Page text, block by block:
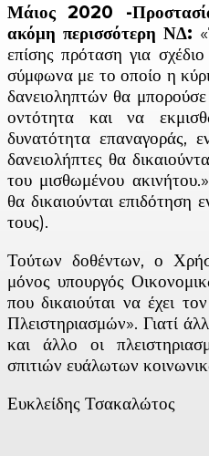
Μάιος 2020 -
ακόμη περισσότερη ΝΔ:
επίσης πρόταση για
σύμφωνα με το οποίο η
δανειοληπτών θα
οντότητα και να
δυνατότητα επαναγοράς,
δανειολήπτες θα
του μισθωμένου
θα δικαιούνται επιδότηση
τους).
Τούτων δοθέντων, ο
μόνος υπουργός
που δικαιούται να έχει
Πλειστηριασμών». Γιατί
και άλλο οι
σπιτιών ευάλωτων
Ευκλείδης Τσακαλώτος